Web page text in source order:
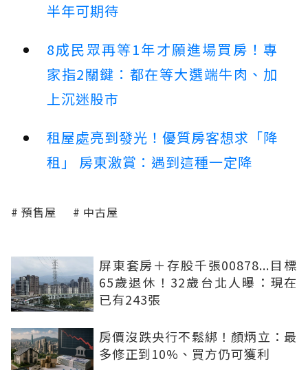
半年可期待
8成民眾再等1年才願進場買房！專
家指2關鍵：都在等大選端牛肉、加
上沉迷股市
租屋處亮到發光！優質房客想求「降
租」 房東激賞：遇到這種一定降
預售屋 中古屋
屏東套房＋存股千張00878...目標
65歲退休！32歲台北人曝：現在
已有243張
房價沒跌央行不鬆綁！顏炳立：最
多修正到10%、買方仍可獲利